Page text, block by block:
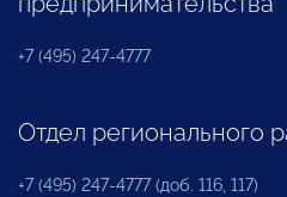
+7 (495) 247-4777
Отдел регионального
+7 (495) 247-4777 (доб. 116, 117)